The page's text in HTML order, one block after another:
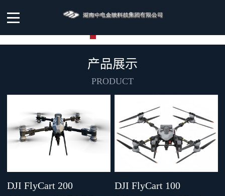
产品展示
PRODUCT
DJI FlyCart 200 DJI FlyCart 100